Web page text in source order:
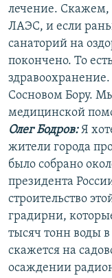
лечение. Скажем,
ЛАЭС, и если
санаторий на
покончено. То
Сосновом Бору.
медицинской
Олег Бодров:Я
жители города
было собрано
президента
строительство
градирни,
тысяч тонн воды
скажется на
осаждении